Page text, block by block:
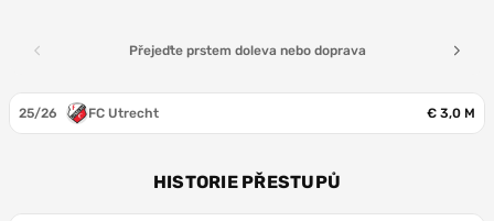
Přejeďte prstem doleva nebo doprava
25/26 FC Utrecht € 3,0 M
HISTORIE PŘESTUPŮ